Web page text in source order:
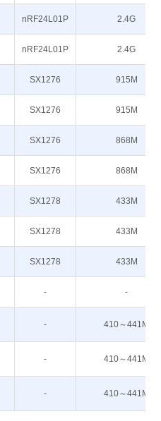
nRF24L01P 2.4G
nRF24L01P 2.4G
SX1276 915M
SX1276 915M
SX1276 868M
SX1276 868M
SX1278 433M
SX1278 433M
SX1278 433M
- -
- 410～441M
- 410～441M
- 410～441M